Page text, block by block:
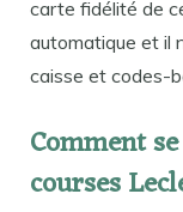
carte fidélité de
automatique et il
caisse et codes-
Comment
courses